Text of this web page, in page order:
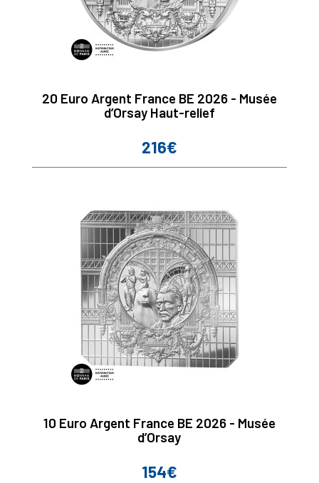
20 Euro Argent France BE 2026 - Musée
d’Orsay Haut-relief
Prix
216€
10 Euro Argent France BE 2026 - Musée
d’Orsay
Prix
154€